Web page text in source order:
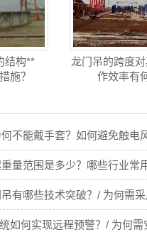
结构**
施？
龙门吊的跨度
作效率有
不能戴手套？如何避免触电
量范围是多少？哪些行业常
有哪些技术突破？/ 为何需采
如何实现远程预警？/ 为何需